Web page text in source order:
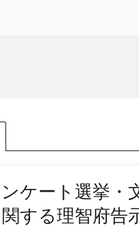
ケート選挙・
する理智府